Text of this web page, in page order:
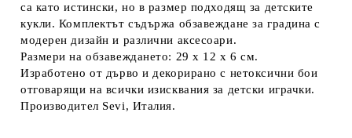
са като истински, но в размер подходящ за детските
кукли. Комплектът съдържа обзавеждане за градина с
модерен дизайн и различни аксесоари.
Размери на обзавеждането: 29 х 12 х 6 см.
Изработено от дърво и декорирано с нетоксични бои
отговарящи на всички изисквания за детски играчки.
Производител Sevi, Италия.